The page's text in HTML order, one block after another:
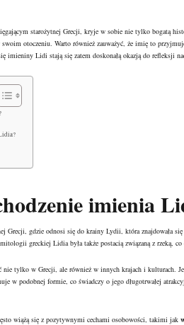
starożytnej Grecji, kryje w sobie nie tylko bogatą
swoim otoczeniu. Warto również zauważyć, że imię to
imieniny Lidi stają się zatem doskonałą okazją do refleksji
imienia
Grecji, gdzie odnosi się do krainy Lydii, która znajdowała
greckiej Lidia była także postacią związaną z rzeką,
nie tylko w Grecji, ale również w innych krajach i kulturach.
w podobnej formie, co świadczy o jego długotrwałej
wiążą się z pozytywnymi cechami osobowości, takimi jak